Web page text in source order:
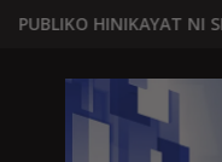
DY NA MAKILAHOK